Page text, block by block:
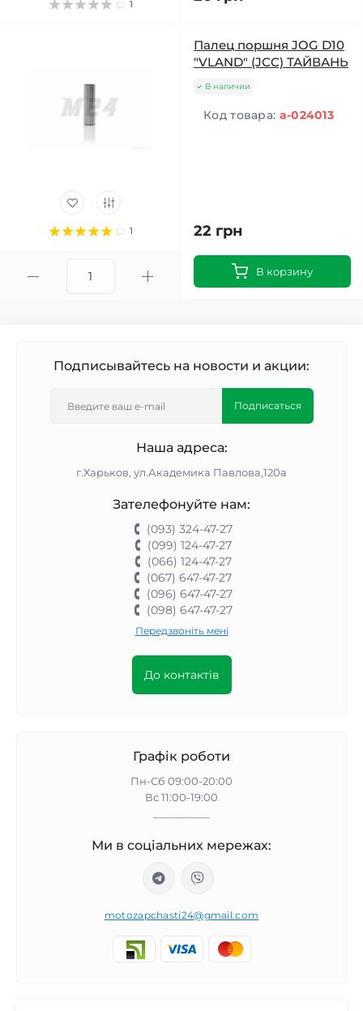
1
1
Палец поршня JOG D10
"VLAND" (JCC) ТАЙВАНЬ
В наличии
Код товара: a-024013
22 грн
В корзину
Подписывайтесь на новости и акции:
Подписаться
Наша адреса:
г.Харьков, ул.Академика Павлова,120а
Зателефонуйте нам:
(093) 324-47-27
(099) 124-47-27
(066) 124-47-27
(067) 647-47-27
(096) 647-47-27
(098) 647-47-27
Передзвоніть мені
До контактів
Графік роботи
Пн-Сб 09:00-20:00
Вс 11:00-19:00
Ми в соціальних мережах:
motozapchasti24@gmail.com